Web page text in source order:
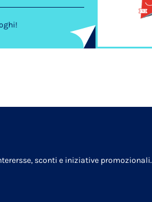
sconti e iniziative promozionali.